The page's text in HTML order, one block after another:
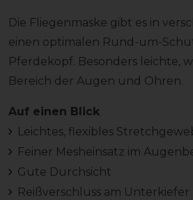
Die Fliegenmaske gibt es in
einen optimalen Rund-um-
Pferdekopf. Besonders leichte,
Bereich der Augen und Ohren.
Auf einen Blick
Leichtes, flexibles
Feiner Mesheinsatz im
Gute Durchsicht
Reißverschluss am Unterkiefer